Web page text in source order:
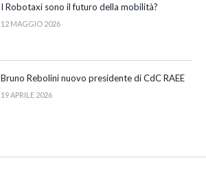
I Robotaxi sono il futuro della mobilità?
12 MAGGIO 2026
Bruno Rebolini nuovo presidente di CdC RAEE
19 APRILE 2026